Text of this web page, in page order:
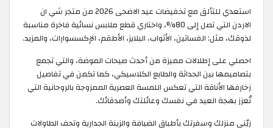
استعدي للتألق مع تخفيضات عيد الاضحى 2026 من متجر شي ان
الاردن التي تصل إلى 80%، واختاري قطع ملابس نسائية فاخرة مناسبة
لذوقك، مثل: الفساتين، الأثواب، البلايز، الأطقم، الإكسسوارات، والمزيد.
احصلي على إطلالات مميزة من أحدث صيحات الموضة، والتي تجمع
بتصاميمها بين الحداثة والطابع الكلاسيكي، كما تكمن في تفاصيل
زخارفها الأناقة التي تعكس اللمسة العصرية الممزوجة بالروحانية التي
تُعزز بهجة العيد في نفسك وعائلتك وأصدقائك.
زيّني منزلك وسفرتك بأطباق الضيافة والزينة الجدارية وتحف الطاولات